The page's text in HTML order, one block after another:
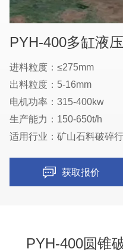
PYH-400多缸液
进料粒度：≤275mm
出料粒度：5-16mm
电机功率：315-400kw
生产能力：150-650t/h
适用行业：矿山石料破碎
获取报价
PYH-400圆锥